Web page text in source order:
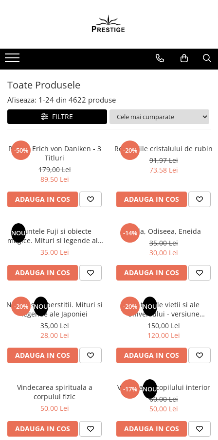
Noutati
Promotii
Spiritualitate - Ezoterism
AngelConnection
Arte Divinatorii
Chiromantie
Dezvoltare Spirituala
KidConnection
Minte Corp
New Illuminati Files
Numerologie
Paranormal
Parapsihologie
Ramtha
Audiobook
ReConnect
Religie
Crestinism
ScienceConnection
SelfConnect
Vindecare Spirituala
Sanatate
Gastronomik
Toate Produsele
Afiseaza: 1-24 din 4622 produse
FILTRE
-50%
Pachet Erich von Daniken - 3
Titluri
179,00 Lei
89,50 Lei
ADAUGA IN COS
-20%
Revelatiile cristalului de rubin
91,97 Lei
73,58 Lei
ADAUGA IN COS
NOUMuntele Fuji si obiecte
magice. Mituri si legende ale
Japoniei
35,00 Lei
ADAUGA IN COS
-14%
Iliada, Odiseea, Eneida
35,00 Lei
30,00 Lei
ADAUGA IN COS
-20% NOU
Natura si superstitii. Mituri si
legende ale Japoniei
35,00 Lei
28,00 Lei
ADAUGA IN COS
-20% NOU
Din tainele vietii si ale
Universului - versiune
originala din 1939. Volumele I-
III. Cutie de colectie -Scarlat
Demetrescu
150,00 Lei
120,00 Lei
ADAUGA IN COS
Vindecarea spirituala a
corpului fizic
50,00 Lei
ADAUGA IN COS
-17% NOU
Vindecarea copilului interior
60,00 Lei
50,00 Lei
ADAUGA IN COS